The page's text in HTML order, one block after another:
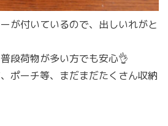
が付いているので、出しいれがと
段荷物が多い方でも安心👌
ポーチ等、まだまだたくさん収納